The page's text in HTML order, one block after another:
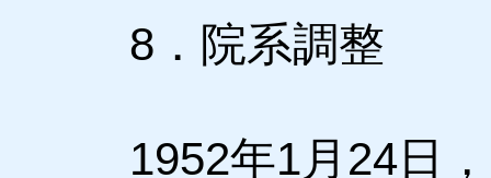
8．院系調整
1952年1月24日